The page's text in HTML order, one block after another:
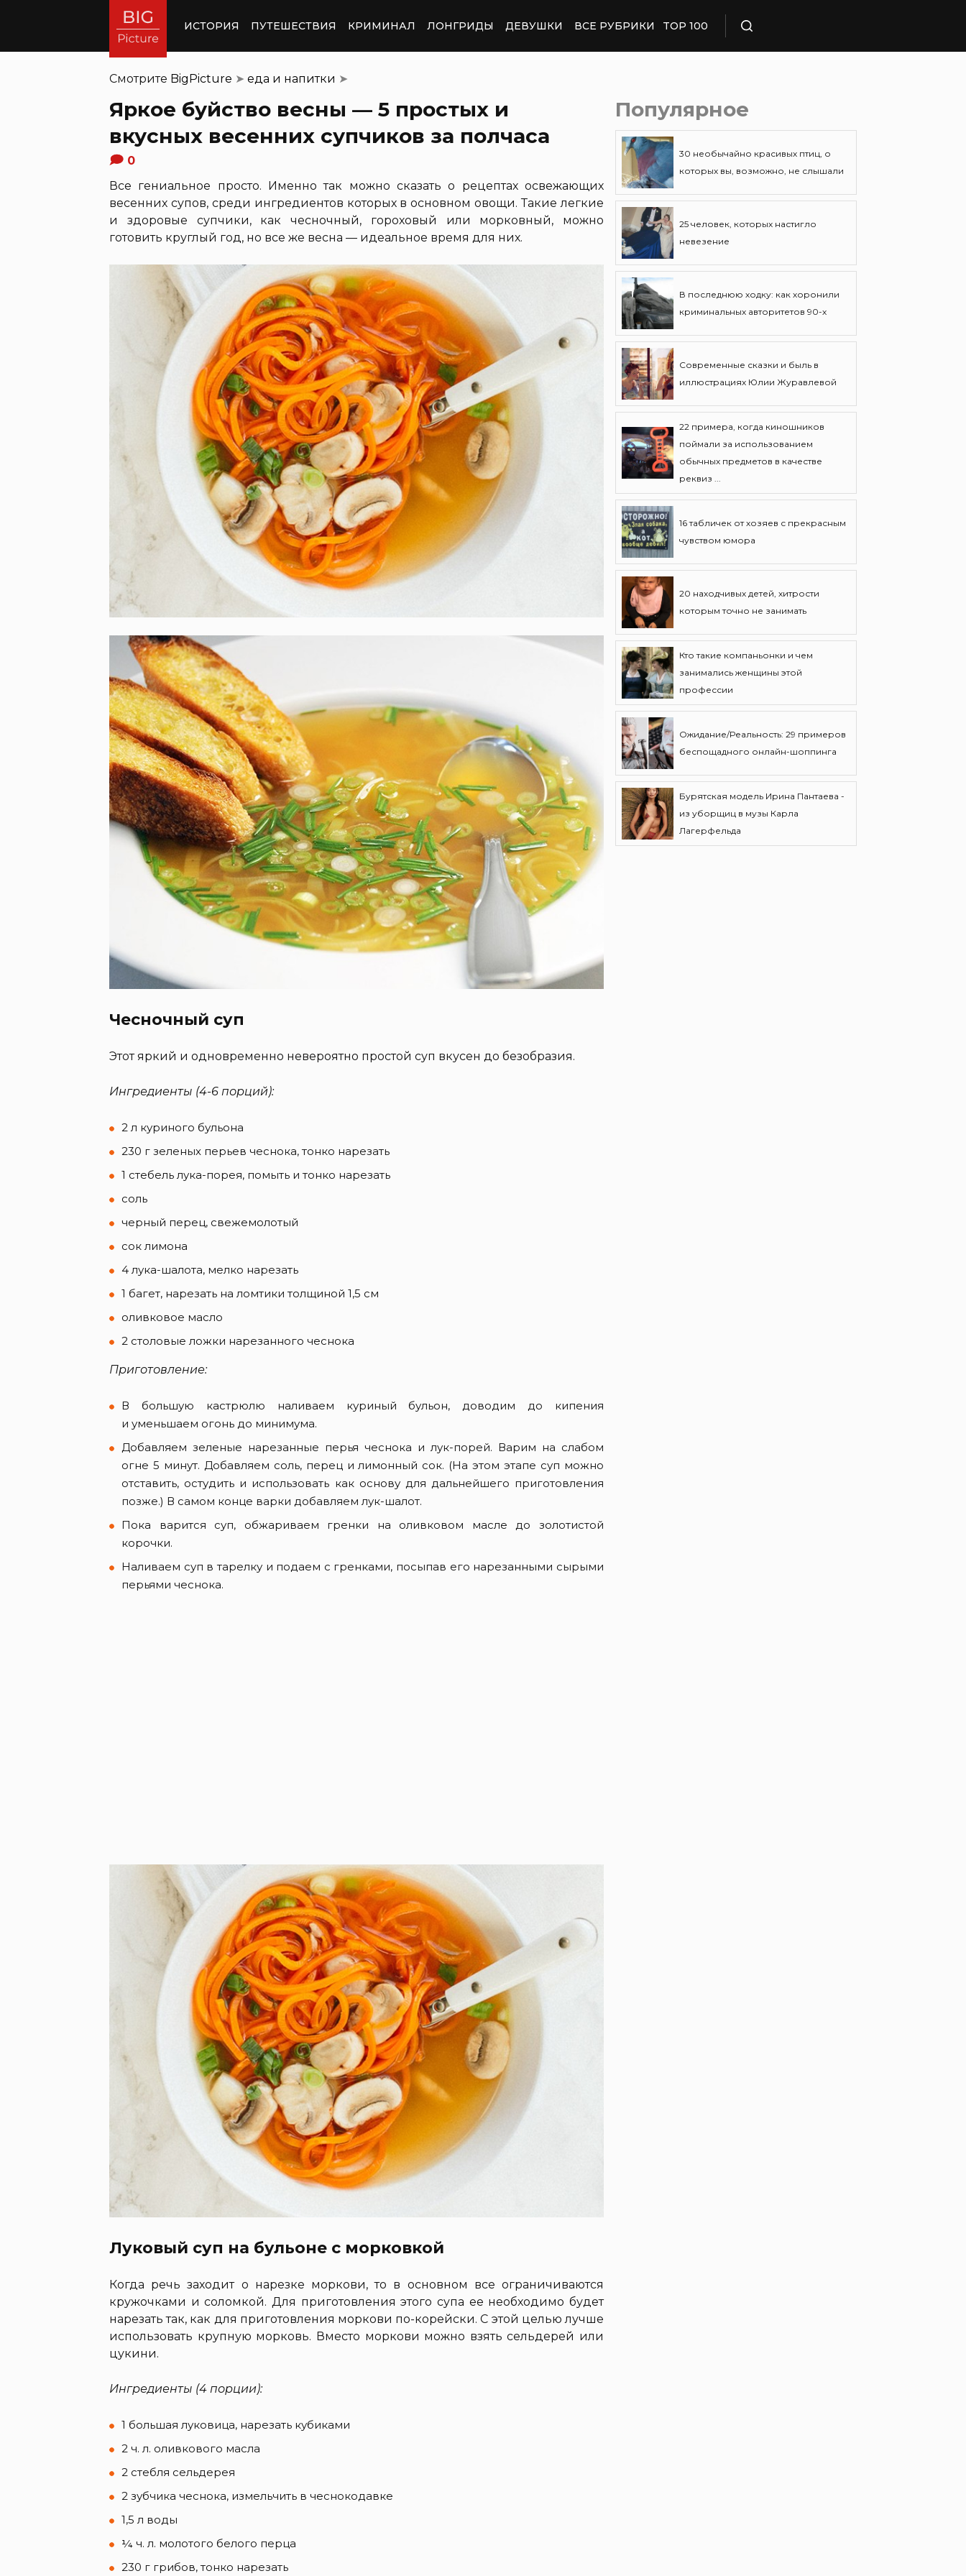
ИСТОРИЯ ПУТЕШЕСТВИЯ КРИМИНАЛ ЛОНГРИДЫ ДЕВУШКИ ВСЕ РУБРИКИ TOP 100
Смотрите BigPicture ➤ еда и напитки ➤
Яркое буйство весны — 5 простых и
вкусных весенних супчиков за полчаса
0
Все гениальное просто. Именно так можно сказать о рецептах освежающих
весенних супов, среди ингредиентов которых в основном овощи. Такие легкие
и здоровые супчики, как чесночный, гороховый или морковный, можно
готовить круглый год, но все же весна — идеальное время для них.
Чесночный суп
Этот яркий и одновременно невероятно простой суп вкусен до безобразия.
Ингредиенты (4-6 порций):
2 л куриного бульона
230 г зеленых перьев чеснока, тонко нарезать
1 стебель лука-порея, помыть и тонко нарезать
соль
черный перец, свежемолотый
сок лимона
4 лука-шалота, мелко нарезать
1 багет, нарезать на ломтики толщиной 1,5 см
оливковое масло
2 столовые ложки нарезанного чеснока
Приготовление:
В большую кастрюлю наливаем куриный бульон, доводим до кипения
и уменьшаем огонь до минимума.
Добавляем зеленые нарезанные перья чеснока и лук-порей. Варим на слабом
огне 5 минут. Добавляем соль, перец и лимонный сок. (На этом этапе суп можно
отставить, остудить и использовать как основу для дальнейшего приготовления
позже.) В самом конце варки добавляем лук-шалот.
Пока варится суп, обжариваем гренки на оливковом масле до золотистой
корочки.
Наливаем суп в тарелку и подаем с гренками, посыпав его нарезанными сырыми
перьями чеснока.
Луковый суп на бульоне с морковкой
Когда речь заходит о нарезке моркови, то в основном все ограничиваются
кружочками и соломкой. Для приготовления этого супа ее необходимо будет
нарезать так, как для приготовления моркови по-корейски. С этой целью лучше
использовать крупную морковь. Вместо моркови можно взять сельдерей или
цукини.
Ингредиенты (4 порции):
1 большая луковица, нарезать кубиками
2 ч. л. оливкового масла
2 стебля сельдерея
2 зубчика чеснока, измельчить в чеснокодавке
1,5 л воды
¼ ч. л. молотого белого перца
230 г грибов, тонко нарезать
Популярное
30 необычайно красивых птиц, о
которых вы, возможно, не слышали
25 человек, которых настигло
невезение
В последнюю ходку: как хоронили
криминальных авторитетов 90-х
Современные сказки и быль в
иллюстрациях Юлии Журавлевой
22 примера, когда киношников
поймали за использованием
обычных предметов в качестве
реквиз ...
16 табличек от хозяев с прекрасным
чувством юмора
20 находчивых детей, хитрости
которым точно не занимать
Кто такие компаньонки и чем
занимались женщины этой
профессии
Ожидание/Реальность: 29 примеров
беспощадного онлайн-шоппинга
Бурятская модель Ирина Пантаева -
из уборщиц в музы Карла
Лагерфельда